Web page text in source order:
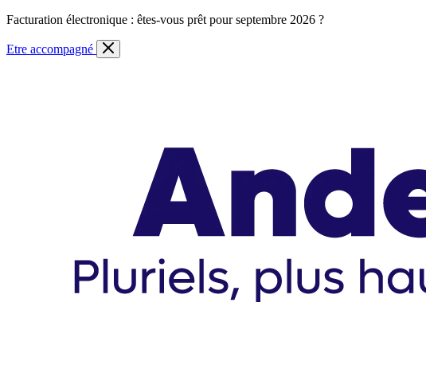
Skip
content
Facturation électronique : êtes-vous prêt pour septembre 2026 ?
Etre accompagné